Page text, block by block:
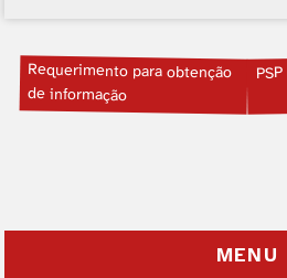
Requerimento para obtenção
de informação
MENU